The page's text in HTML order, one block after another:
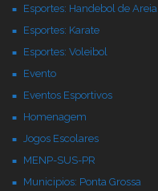
Esportes: Handebol de Areia
Esportes: Karate
Esportes: Voleibol
Evento
Eventos Esportivos
Homenagem
Jogos Escolares
MENP-SUS-PR
Municipios: Ponta Grossa